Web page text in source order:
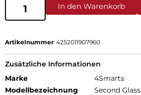
In den Warenkorb
Artikelnummer 4252011907960
Zusätzliche Informationen
Marke
4Smarts
Modellbezeichnung
Second Glass